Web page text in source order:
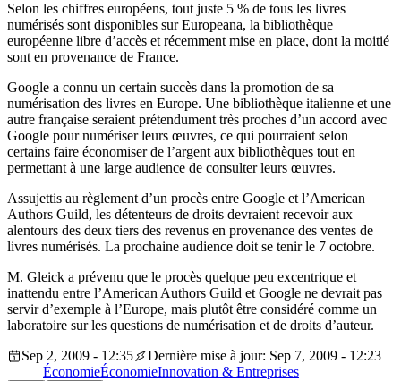
Selon les chiffres européens, tout juste 5 % de tous les livres
numérisés sont disponibles sur Europeana, la bibliothèque
européenne libre d’accès et récemment mise en place, dont la moitié
sont en provenance de France.
Google a connu un certain succès dans la promotion de sa
numérisation des livres en Europe. Une bibliothèque italienne et une
autre française seraient prétendument très proches d’un accord avec
Google pour numériser leurs œuvres, ce qui pourraient selon
certains faire économiser de l’argent aux bibliothèques tout en
permettant à une large audience de consulter leurs œuvres.
Assujettis au règlement d’un procès entre Google et l’American
Authors Guild, les détenteurs de droits devraient recevoir aux
alentours des deux tiers des revenus en provenance des ventes de
livres numérisés. La prochaine audience doit se tenir le 7 octobre.
M. Gleick a prévenu que le procès quelque peu excentrique et
inattendu entre l’American Authors Guild et Google ne devrait pas
servir d’exemple à l’Europe, mais plutôt être considéré comme un
laboratoire sur les questions de numérisation et de droits d’auteur.
Sep 2, 2009 - 12:35
Dernière mise à jour: Sep 7, 2009 - 12:23
ÉconomieÉconomieInnovation & Entreprises